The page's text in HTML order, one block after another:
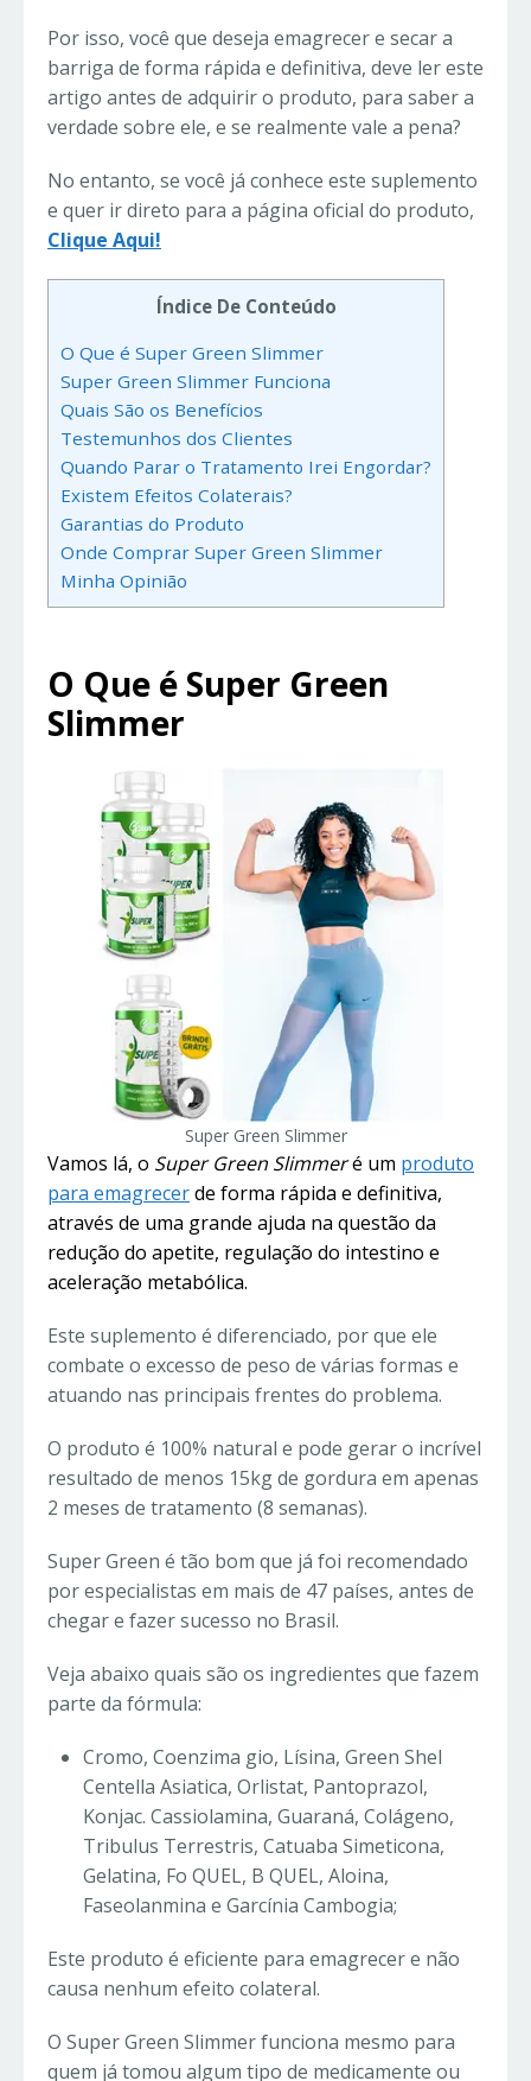
Por isso, você que deseja emagrecer e secar a
barriga de forma rápida e definitiva, deve ler este
artigo antes de adquirir o produto, para saber a
verdade sobre ele, e se realmente vale a pena?
No entanto, se você já conhece este suplemento
e quer ir direto para a página oficial do produto,
Clique Aqui!
Índice De Conteúdo
O Que é Super Green Slimmer
Super Green Slimmer Funciona
Quais São os Benefícios
Testemunhos dos Clientes
Quando Parar o Tratamento Irei Engordar?
Existem Efeitos Colaterais?
Garantias do Produto
Onde Comprar Super Green Slimmer
Minha Opinião
O Que é Super Green
Slimmer
Super Green Slimmer
Vamos lá, o Super Green Slimmeré um produto
para emagrecerde forma rápida e definitiva,
através de uma grande ajuda na questão da
redução do apetite, regulação do intestino e
aceleração metabólica.
Este suplemento é diferenciado, por que ele
combate o excesso de peso de várias formas e
atuando nas principais frentes do problema.
O produto é 100% natural e pode gerar o incrível
resultado de menos 15kg de gordura em apenas
2 meses de tratamento (8 semanas).
Super Green é tão bom que já foi recomendado
por especialistas em mais de 47 países, antes de
chegar e fazer sucesso no Brasil.
Veja abaixo quais são os ingredientes que fazem
parte da fórmula:
Cromo, Coenzima gio, Lísina, Green Shel
Centella Asiatica, Orlistat, Pantoprazol,
Konjac. Cassiolamina, Guaraná, Colágeno,
Tribulus Terrestris, Catuaba Simeticona,
Gelatina, Fo QUEL, B QUEL, Aloina,
Faseolanmina e Garcínia Cambogia;
Este produto é eficiente para emagrecer e não
causa nenhum efeito colateral.
O Super Green Slimmer funciona mesmo para
quem já tomou algum tipo de medicamente ou